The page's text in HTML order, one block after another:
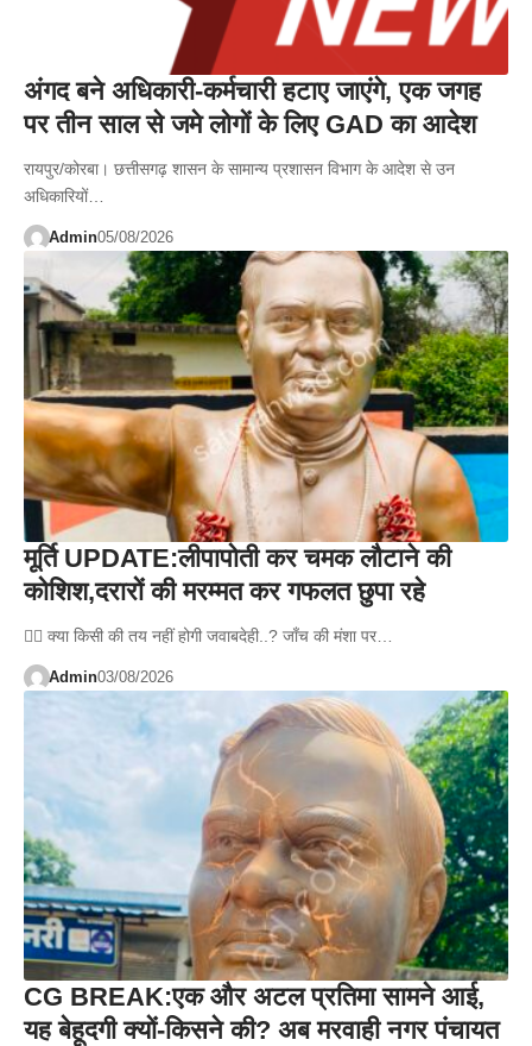
अंगद बने अधिकारी-कर्मचारी हटाए जाएंगे, एक जगह
पर तीन साल से जमे लोगों के लिए GAD का आदेश
रायपुर/कोरबा। छत्तीसगढ़ शासन के सामान्य प्रशासन विभाग के आदेश से उन
अधिकारियों…
Admin05/08/2026
मूर्ति UPDATE:लीपापोती कर चमक लौटाने की
कोशिश,दरारों की मरम्मत कर गफलत छुपा रहे
👉🏻 क्या किसी की तय नहीं होगी जवाबदेही..? जाँच की मंशा पर…
Admin03/08/2026
CG BREAK:एक और अटल प्रतिमा सामने आई,
यह बेहूदगी क्यों-किसने की? अब मरवाही नगर पंचायत